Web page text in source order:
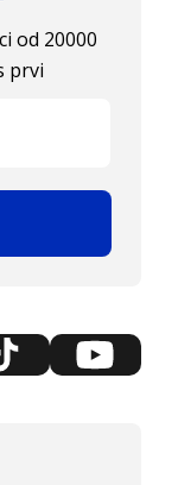
od 20000
prvi